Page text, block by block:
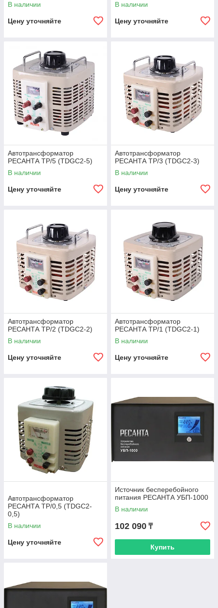
В наличии
Цену уточняйте
В наличии
Цену уточняйте
Автотрансформатор
РЕСАНТА ТР/5 (TDGC2-5)
В наличии
Цену уточняйте
Автотрансформатор
РЕСАНТА ТР/3 (TDGC2-3)
В наличии
Цену уточняйте
Автотрансформатор
РЕСАНТА ТР/2 (TDGC2-2)
В наличии
Цену уточняйте
Автотрансформатор
РЕСАНТА ТР/1 (TDGC2-1)
В наличии
Цену уточняйте
Автотрансформатор
РЕСАНТА ТР/0,5 (TDGC2-
0,5)
В наличии
Цену уточняйте
Источник бесперебойного
питания РЕСАНТА УБП-1000
В наличии
102 090 ₸
Купить